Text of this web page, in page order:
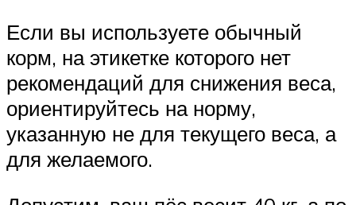
Если вы используете обычный
корм, на этикетке которого нет
рекомендаций для снижения веса,
ориентируйтесь на норму,
указанную не для текущего веса, а
для желаемого.